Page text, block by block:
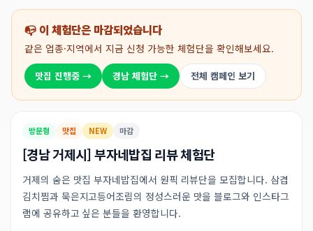
📭 이 체험단은 마감되었습니다
같은 업종·지역에서 지금 신청 가능한 체험단을 확인해보세요.
맛집 진행중 → 경남 체험단 → 전체 캠페인 보기
방문형 맛집 NEW 마감
[경남 거제시] 부자네밥집 리뷰 체험단
거제의 숨은 맛집 부자네밥집에서 원픽 리뷰단을 모집합니다. 삼겹
김치찜과 묵은지고등어조림의 정성스러운 맛을 블로그와 인스타그
램에 공유하고 싶은 분들을 환영합니다.